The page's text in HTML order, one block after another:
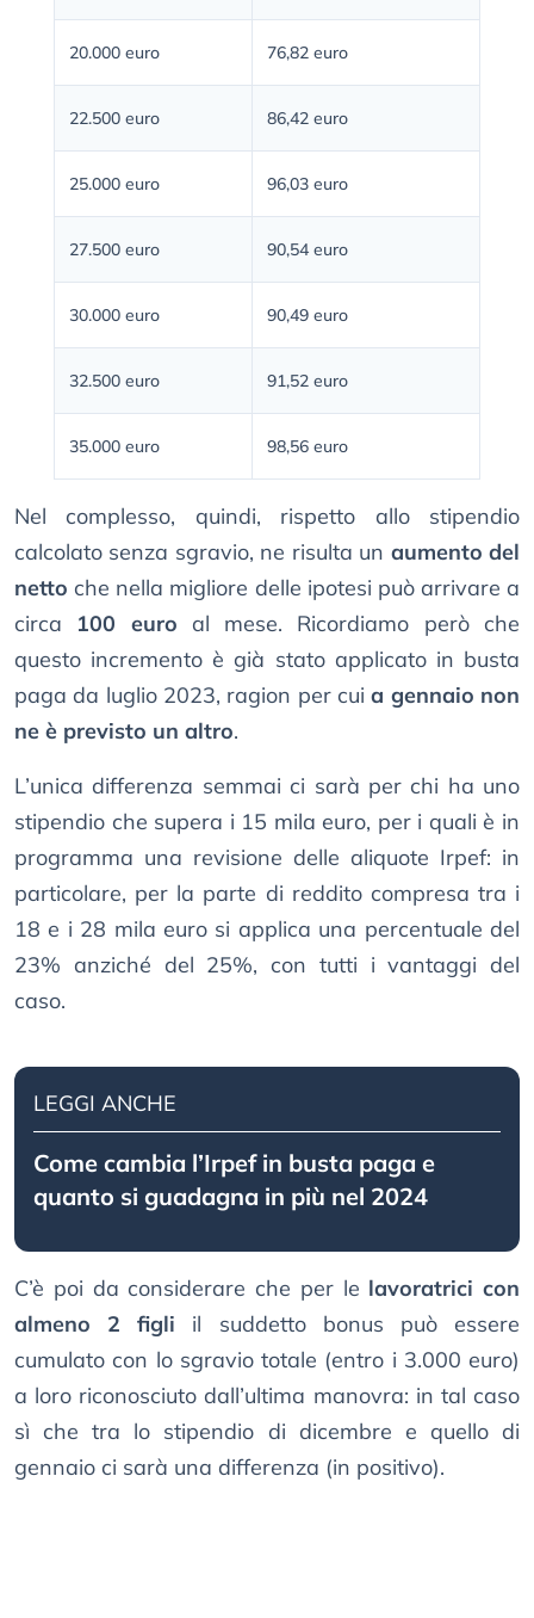
20.000 euro 76,82 euro
22.500 euro 86,42 euro
25.000 euro 96,03 euro
27.500 euro 90,54 euro
30.000 euro 90,49 euro
32.500 euro 91,52 euro
35.000 euro 98,56 euro
Nel complesso, quindi, rispetto allo stipendio
calcolato senza sgravio, ne risulta un aumento del
netto che nella migliore delle ipotesi può arrivare a
circa 100 euro al mese. Ricordiamo però che
questo incremento è già stato applicato in busta
paga da luglio 2023, ragion per cuia gennaio non
ne è previsto un altro.
L’unica differenza semmai ci sarà per chi ha uno
stipendio che supera i 15 mila euro, per i quali è in
programma una revisione delle aliquote Irpef: in
particolare, per la parte di reddito compresa tra i
18 e i 28 mila euro si applica una percentuale del
23% anziché del 25%, con tutti i vantaggi del
caso.
LEGGI ANCHE
Come cambia l’Irpef in busta paga e
quanto si guadagna in più nel 2024
C’è poi da considerare che per le lavoratrici con
almeno 2 figli il suddetto bonus può essere
cumulato con lo sgravio totale (entro i 3.000 euro)
a loro riconosciuto dall’ultima manovra: in tal caso
sì che tra lo stipendio di dicembre e quello di
gennaio ci sarà una differenza (in positivo).